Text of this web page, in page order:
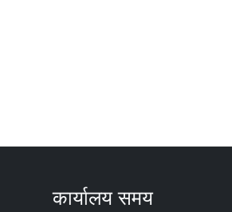
कार्यालय समय